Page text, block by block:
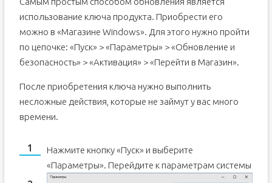
использование ключа продукта. Приобрести его
можно в «Магазине Windows». Для этого нужно пройти
по цепочке: «Пуск» > «Параметры» > «Обновление и
безопасность» > «Активация» > «Перейти в Магазин».
После приобретения ключа нужно выполнить
несложные действия, которые не займут у вас много
времени.
Нажмите кнопку «Пуск» и выберите
«Параметры». Перейдите к параметрам системы